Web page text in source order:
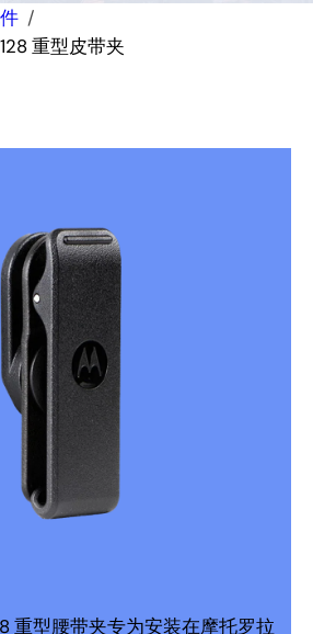
重型皮带夹
重型腰带夹专为安装在摩托罗拉